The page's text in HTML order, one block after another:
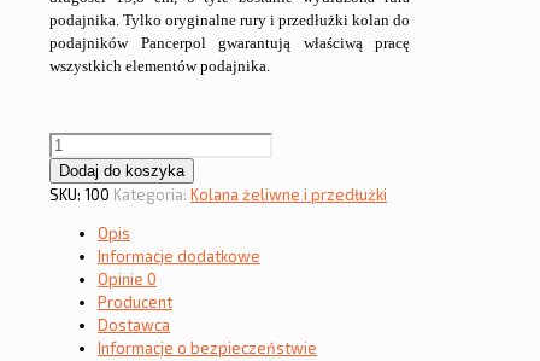
podajnika. Tylko oryginalne rury i przedłużki kolan do
podajników Pancerpol gwarantują właściwą pracę
wszystkich elementów podajnika.
ilość
Przedłużka
kolana
podajnika
wersja
krótka
Dodaj do koszyka
SKU: 100 Kategoria: Kolana żeliwne i przedłużki
Opis
Informacje dodatkowe
Opinie 0
Producent
Dostawca
Informacje o bezpieczeństwie